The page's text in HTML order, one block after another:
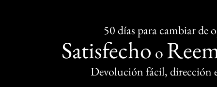
50 días para cambiar de
Satisfecho o
Devolución fácil, dirección